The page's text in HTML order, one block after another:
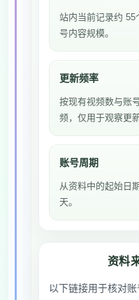
站内当前记录约 55
号内容规模。
更新频率
按现有视频数与账
频，仅用于观察更
账号周期
从资料中的起始日
天。
资料
以下链接用于核对